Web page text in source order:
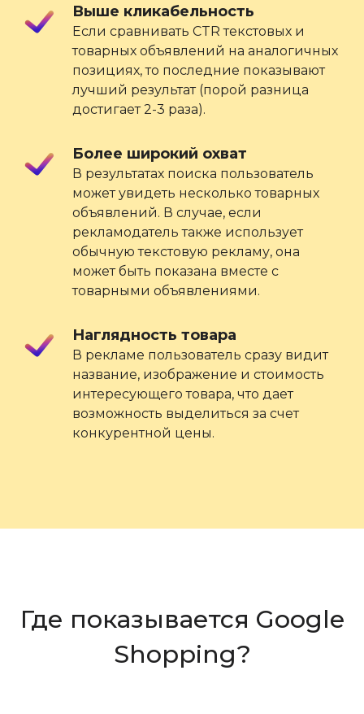
Выше кликабельность
Если сравнивать CTR текстовых и
товарных объявлений на аналогичных
позициях, то последние показывают
лучший результат (порой разница
достигает 2-3 раза).
Более широкий охват
В результатах поиска пользователь
может увидеть несколько товарных
объявлений. В случае, если
рекламодатель также использует
обычную текстовую рекламу, она
может быть показана вместе с
товарными объявлениями.
Наглядность товара
В рекламе пользователь сразу видит
название, изображение и стоимость
интересующего товара, что дает
возможность выделиться за счет
конкурентной цены.
Где показывается Google
Shopping?